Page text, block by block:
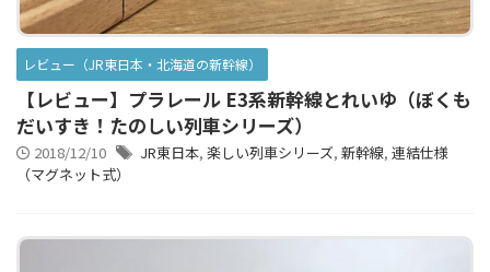
レビュー（JR東日本・北海道の新幹線）
【レビュー】プラレール E3系新幹線とれいゆ（ぼくも
だいすき！たのしい列車シリーズ）
2018/12/10 JR東日本, 楽しい列車シリーズ, 新幹線, 連結仕様
（マグネット式）